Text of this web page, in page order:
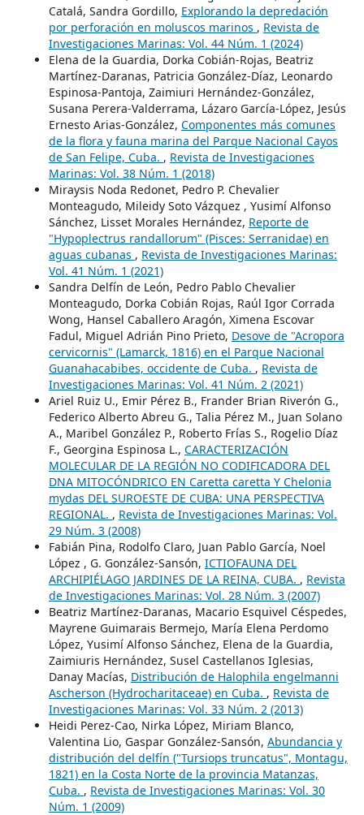
Catalá, Sandra Gordillo, Explorando la depredación
por perforación en moluscos marinos , Revista de
Investigaciones Marinas: Vol. 44 Núm. 1 (2024)
Elena de la Guardia, Dorka Cobián-Rojas, Beatriz
Martínez-Daranas, Patricia González-Díaz, Leonardo
Espinosa-Pantoja, Zaimiuri Hernández-González,
Susana Perera-Valderrama, Lázaro García-López, Jesús
Ernesto Arias-González, Componentes más comunes
de la flora y fauna marina del Parque Nacional Cayos
de San Felipe, Cuba. , Revista de Investigaciones
Marinas: Vol. 38 Núm. 1 (2018)
Miraysis Noda Redonet, Pedro P. Chevalier
Monteagudo, Mileidy Soto Vázquez , Yusimí Alfonso
Sánchez, Lisset Morales Hernández, Reporte de
"Hypoplectrus randallorum" (Pisces: Serranidae) en
aguas cubanas , Revista de Investigaciones Marinas:
Vol. 41 Núm. 1 (2021)
Sandra Delfín de León, Pedro Pablo Chevalier
Monteagudo, Dorka Cobián Rojas, Raúl Igor Corrada
Wong, Hansel Caballero Aragón, Ximena Escovar
Fadul, Miguel Adrián Pino Prieto, Desove de "Acropora
cervicornis" (Lamarck, 1816) en el Parque Nacional
Guanahacabibes, occidente de Cuba. , Revista de
Investigaciones Marinas: Vol. 41 Núm. 2 (2021)
Ariel Ruiz U., Emir Pérez B., Frander Brian Riverón G.,
Federico Alberto Abreu G., Talia Pérez M., Juan Solano
A., Maribel González P., Roberto Frías S., Rogelio Díaz
F., Georgina Espinosa L., CARACTERIZACIÓN
MOLECULAR DE LA REGIÓN NO CODIFICADORA DEL
DNA MITOCÓNDRICO EN Caretta caretta Y Chelonia
mydas DEL SUROESTE DE CUBA: UNA PERSPECTIVA
REGIONAL. , Revista de Investigaciones Marinas: Vol.
29 Núm. 3 (2008)
Fabián Pina, Rodolfo Claro, Juan Pablo García, Noel
López , G. González-Sansón, ICTIOFAUNA DEL
ARCHIPIÉLAGO JARDINES DE LA REINA, CUBA. , Revista
de Investigaciones Marinas: Vol. 28 Núm. 3 (2007)
Beatriz Martínez-Daranas, Macario Esquivel Céspedes,
Mayrene Guimarais Bermejo, María Elena Perdomo
López, Yusimí Alfonso Sánchez, Elena de la Guardia,
Zaimiuris Hernández, Susel Castellanos Iglesias,
Danay Macías, Distribución de Halophila engelmanni
Ascherson (Hydrocharitaceae) en Cuba. , Revista de
Investigaciones Marinas: Vol. 33 Núm. 2 (2013)
Heidi Perez-Cao, Nirka López, Miriam Blanco,
Valentina Lio, Gaspar González-Sansón, Abundancia y
distribución del delfín ("Tursiops truncatus", Montagu,
1821) en la Costa Norte de la provincia Matanzas,
Cuba. , Revista de Investigaciones Marinas: Vol. 30
Núm. 1 (2009)